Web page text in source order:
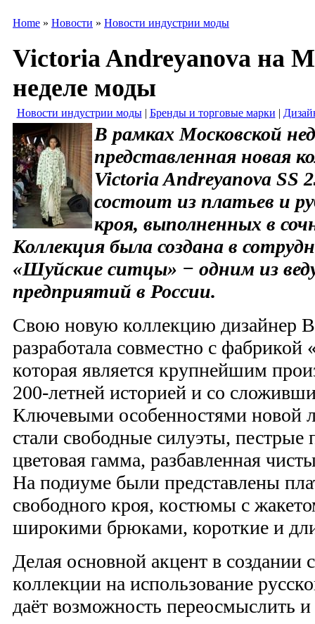
Home » Новости » Новости индустрии моды
Victoria Andreyanova на
неделе моды
Новости индустрии моды| Бренды и торговые марки |
В рамках Московской
представленная новая
Victoria Andreyanova SS
состоит из платьев и
кроя, выполненных в
Коллекция была создана в
«Шуйские ситцы» − одним из
предприятий в России.
Свою новую коллекцию дизайнер
разработала совместно с
которая является крупнейшим
200-летней историей и со
Ключевыми особенностями новой
стали свободные силуэты, пестрые
цветовая гамма, разбавленная
На подиуме были представлены
свободного кроя, костюмы с
широкими брюками, короткие и
Делая основной акцент в создании
коллекции на использование
даёт возможность переосмыслить